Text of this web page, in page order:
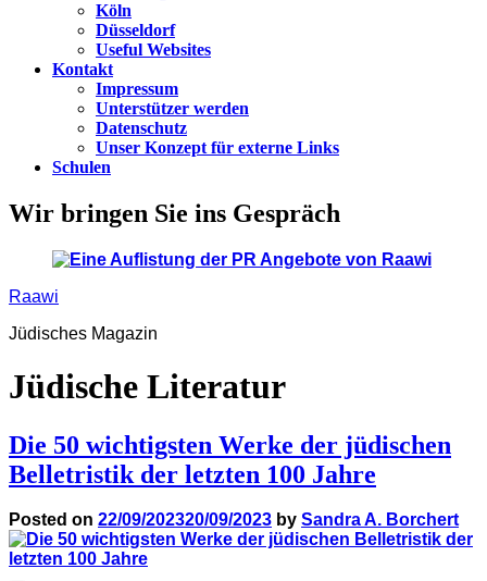
Köln
Düsseldorf
Useful Websites
Kontakt
Impressum
Unterstützer werden
Datenschutz
Unser Konzept für externe Links
Schulen
Wir bringen Sie ins Gespräch
Raawi
Jüdisches Magazin
Jüdische Literatur
Die 50 wichtigsten Werke der jüdischen
Belletristik der letzten 100 Jahre
Posted on 22/09/202320/09/2023 by Sandra A. Borchert